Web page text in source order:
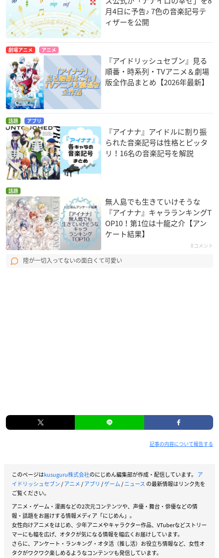
月4日に予告♪ 7色の音楽記号テ
ィザーを公開
劇場アニメ アニメ
『アイドリッシュセブン』見る
順番・時系列・TVアニメ＆劇場
版全作品まとめ【2026年最新】
話題 アプリ
『アイナナ』アイドルに割り振
られた音楽記号は性格とピッタ
リ！16名の音楽記号を解説
話題
無人島でも生きていけそうな
『アイナナ』キャラランキングT
OP10！第1位は十龍之介【アン
ケート結果】
8コメント
陸が一切入ってないの面白くて可愛い
記事の内容について報告する
このページはkusuguru株式会社のにじめん編集部が作成・配信しています。 ア
イドリッシュセブン/アニメ/アプリ /ゲーム/ニュース の最新情報はリンク先を
ご覧ください。
アニメ・ゲーム・漫画などの2次元コンテンツや、声優・舞台・俳優などの情
報・話題をお届けする情報メディア「にじめん」。
女性向けアニメをはじめ、少年アニメやキャラクター作品、VTuberなどストリー
マーにも幅を広げ、オタクが気になる情報を幅広くお届けしています。
さらに、アンケート・ランキング・オタ活（推し活）お役立ち情報など、女性オ
タクがワクワク楽しめるようなコンテンツも発信しています。